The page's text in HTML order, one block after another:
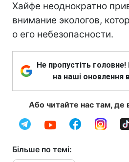
Хайфе неоднократно
внимание экологов,
о его небезопасности.
Не пропустіть головне!
на наші оновлення
Або читайте нас там, де
Більше по темі: